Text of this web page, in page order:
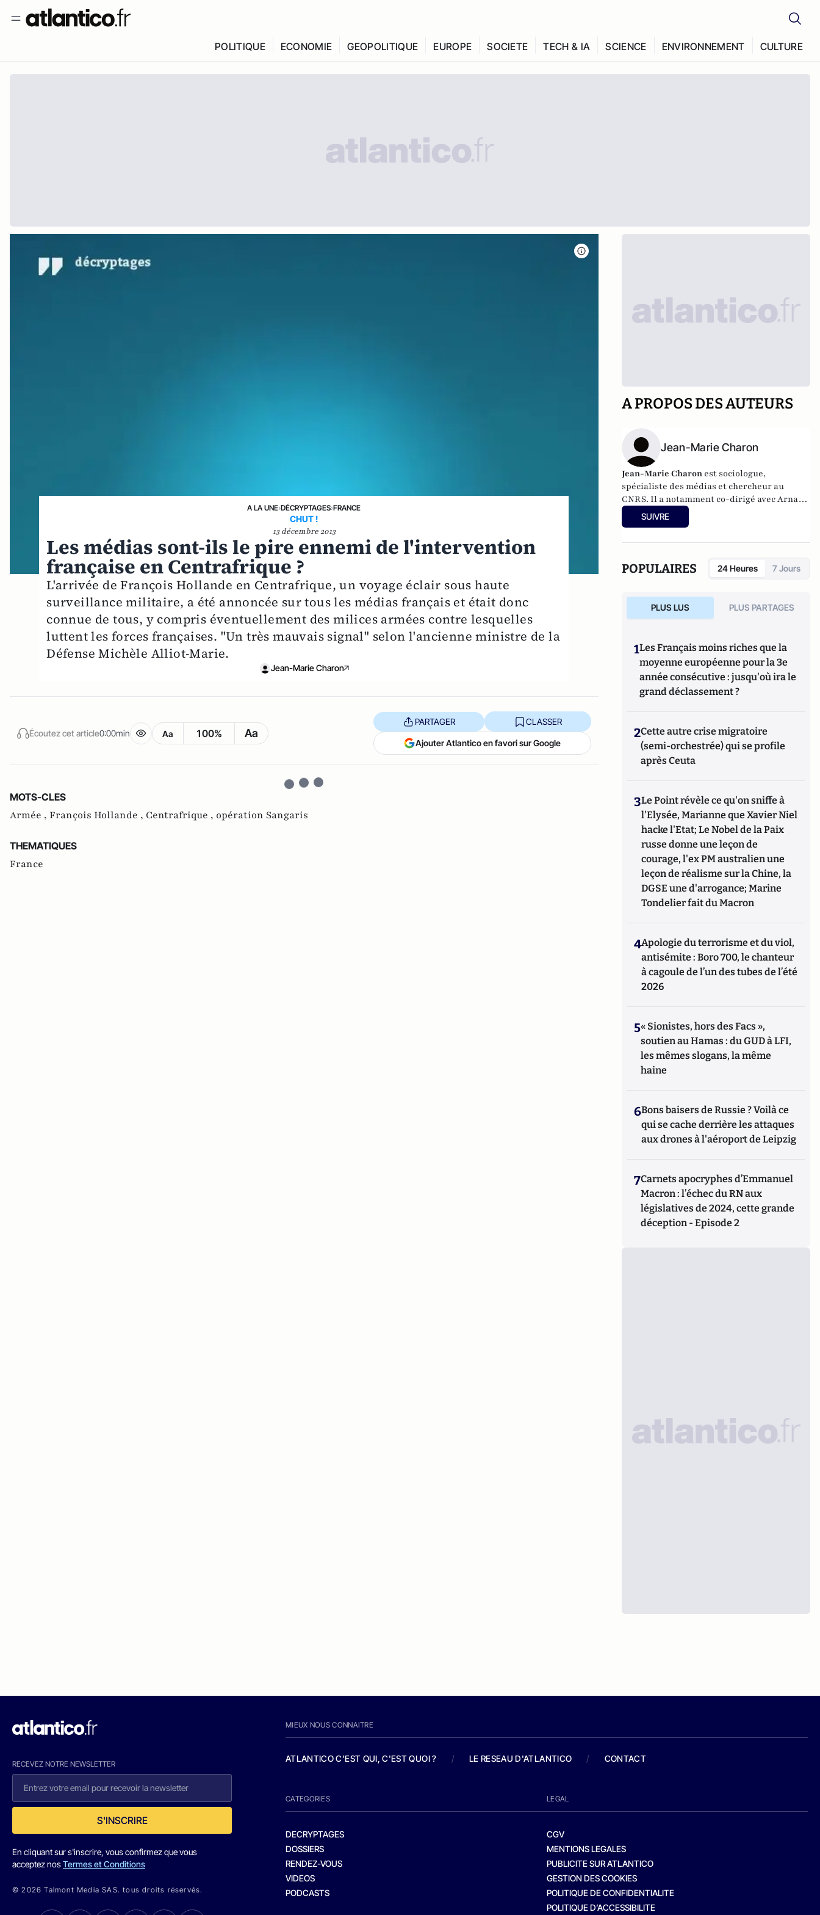
POLITIQUE ECONOMIE GEOPOLITIQUE EUROPE SOCIETE TECH & IA SCIENCE ENVIRONNEMENT CULTURE
A LA UNE›DÉCRYPTAGES›FRANCE
CHUT !
13 décembre 2013
Les médias sont-ils le pire ennemi de l'intervention
française en Centrafrique ?
L'arrivée de François Hollande en Centrafrique, un voyage éclair sous haute
surveillance militaire, a été annoncée sur tous les médias français et était donc
connue de tous, y compris éventuellement des milices armées contre lesquelles
luttent les forces françaises. "Un très mauvais signal" selon l'ancienne ministre de la
Défense Michèle Alliot-Marie.
Jean-Marie Charon
Écoutez cet article0:00min Aa 100% Aa
PARTAGER CLASSER
Ajouter Atlantico en favori sur Google
MOTS-CLES
Armée , François Hollande , Centrafrique , opération Sangaris
THEMATIQUES
France
A PROPOS DES AUTEURS
Jean-Marie Charon
Jean-MarieCharon est sociologue,
spécialiste des médias et chercheur au
CNRS. Il a notamment co-dirigé avec Arnaud
Mercier l'ouvrage collectif
communication massives : Informations de
SUIVRE
POPULAIRES 24 Heures 7 Jours
PLUS LUS PLUS PARTAGES
1Les Français moins riches que la
moyenne européenne pour la 3e
année consécutive : jusqu'où ira le
grand déclassement ?
2Cette autre crise migratoire
(semi-orchestrée) qui se profile
après Ceuta
3Le Point révèle ce qu'on sniffe à
l'Elysée, Marianne que Xavier Niel
hacke l'Etat; Le Nobel de la Paix
russe donne une leçon de
courage, l'ex PM australien une
leçon de réalisme sur la Chine, la
DGSE une d'arrogance; Marine
Tondelier fait du Macron
4Apologie du terrorisme et du viol,
antisémite : Boro 700, le chanteur
à cagoule de l’un des tubes de l’été
2026
5« Sionistes, hors des Facs »,
soutien au Hamas : du GUD à LFI,
les mêmes slogans, la même
haine
6Bons baisers de Russie ? Voilà ce
qui se cache derrière les attaques
aux drones à l'aéroport de Leipzig
7Carnets apocryphes d’Emmanuel
Macron : l’échec du RN aux
législatives de 2024, cette grande
déception - Episode 2
RECEVEZ NOTRE NEWSLETTER
S'INSCRIRE
En cliquant sur s'inscrire, vous confirmez que vous
acceptez nosTermes et Conditions
© 2026 Talmont Media SAS. tous droits réservés.
MIEUX NOUS CONNAITRE
ATLANTICO C'EST QUI, C'EST QUOI ? / LE RESEAU D'ATLANTICO / CONTACT
CATEGORIES
DECRYPTAGES
DOSSIERS
RENDEZ-VOUS
VIDEOS
PODCASTS
LEGAL
CGV
MENTIONS LEGALES
PUBLICITE SUR ATLANTICO
GESTION DES COOKIES
POLITIQUE DE CONFIDENTIALITE
POLITIQUE D’ACCESSIBILITE